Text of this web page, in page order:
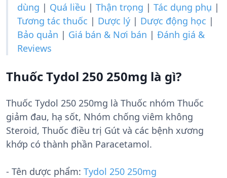
dùng | Quá liều | Thận trọng | Tác dụng phụ |
Tương tác thuốc | Dược lý | Dược động học |
Bảo quản | Giá bán & Nơi bán | Đánh giá &
Reviews
Thuốc Tydol 250 250mg là gì?
Thuốc Tydol 250 250mg là Thuốc nhóm Thuốc
giảm đau, hạ sốt, Nhóm chống viêm không
Steroid, Thuốc điều trị Gút và các bệnh xương
khớp có thành phần Paracetamol.
- Tên dược phẩm: Tydol 250 250mg